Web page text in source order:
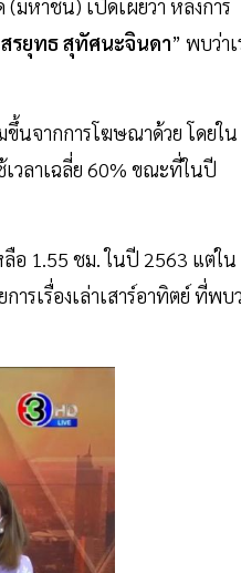
(มหาชน) เปิดเผยว่า หลังการ
สรยุทธ สุทัศนะจินดา” พบว่า
ขึ้นจากการโฆษณาด้วย โดยใน
วลาเฉลี่ย 60% ขณะที่ในปี
ลือ 1.55 ชม. ในปี 2563 แต่ใน
รเรื่องเล่าเสาร์อาทิตย์ ที่พบ